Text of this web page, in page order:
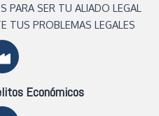
PARA SER TU ALIADO LEGAL
TUS PROBLEMAS LEGALES
Económicos